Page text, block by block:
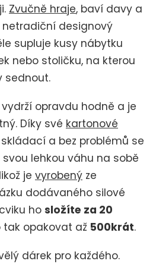
Zvučně hraje, baví davy a
netradiční designový
supluje kusy nábytku
nebo stoličku, na kterou
sednout.
opravdu hodně a je
Díky své kartonové
skládací a bez problémů se
lehkou váhu na sobě
je vyrobený ze
dodávaného silové
ho složíte za 20
opakovat až 500krát.
dárek pro každého.